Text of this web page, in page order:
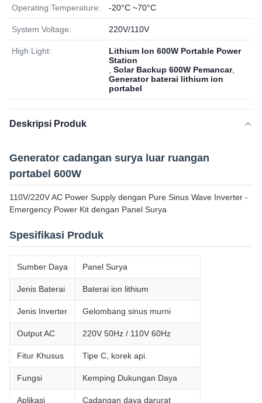
Operating Temperature: -20°C ~70°C
System Voltage: 220V/110V
High Light:
Lithium Ion 600W Portable Power
Station
Solar Backup 600W Pemancar,
Generator baterai lithium ion
portabel
Deskripsi Produk
Generator cadangan surya luar ruangan
portabel 600W
110V/220V AC Power Supply dengan Pure Sinus Wave Inverter -
Emergency Power Kit dengan Panel Surya
Spesifikasi Produk
Sumber Daya Panel Surya
Jenis Baterai Baterai ion lithium
Jenis Inverter Gelombang sinus murni
Output AC 220V 50Hz / 110V 60Hz
Fitur Khusus Tipe C, korek api.
Fungsi Kemping Dukungan Daya
Aplikasi Cadangan daya darurat